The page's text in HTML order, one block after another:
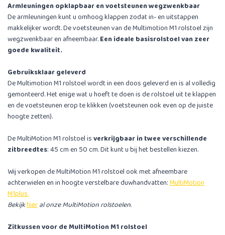
Armleuningen opklapbaar en voetsteunen wegzwenkbaar
De armleuningen kunt u omhoog klappen zodat in- en uitstappen
makkelijker wordt. De voetsteunen van de Multimotion M1 rolstoel zijn
wegzwenkbaar en afneembaar.Een ideale basisrolstoel van zeer
goede kwaliteit.
Gebruiksklaar geleverd
De Multimotion M1 rolstoel wordt in een doos geleverd en is al volledig
gemonteerd. Het enige wat u hoeft te doen is de rolstoel uit te klappen
en de voetsteunen erop te klikken (voetsteunen ook even op de juiste
hoogte zetten).
De MultiMotion M1 rolstoel isverkrijgbaar in twee verschillende
zitbreedtes: 45 cm en 50 cm. Dit kunt u bij het bestellen kiezen.
Wij verkopen de MultiMotion M1 rolstoel ook met afneembare
achterwielen en in hoogte verstelbare duwhandvatten:MultiMotion
M1plus.
Bekijkhieral onze MultiMotion rolstoelen.
Zitkussen voor de MultiMotion M1 rolstoel